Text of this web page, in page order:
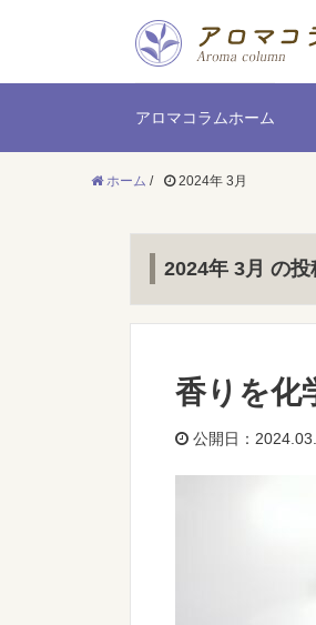
アロマコラムホーム
ホーム / 2024年 3月
2024年 3月 の投
香りを化
公開日：